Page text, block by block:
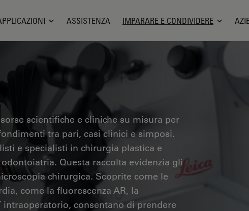
ASSISTENZA IMPARARE E CONDIVIDERE
scientifiche e cliniche su misura per
tra pari, casi clinici e simposi.
e specialisti in chirurgia plastica e
Questa raccolta evidenzia gli
chirurgica. Scoprite come le
come la fluorescenza AR, la
consentano di prendere